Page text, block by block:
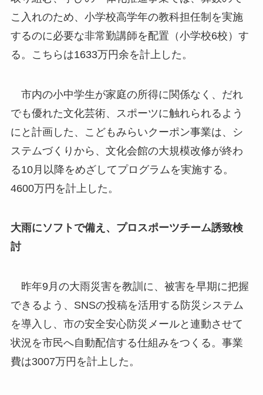
こ入れのため、小学校高学年の教科担任制を実施
するのに必要な非常勤講師を配置（小学校6校）す
る。こちらは1633万円余を計上した。
市内の小中学生が家庭の所得に関係なく、だれ
でも優れた文化芸術、スポーツに触れられるよう
にと計画した、こどもみらいクーポン事業は、シ
ステムづくりから、文化会館の大規模改修が終わ
る10月以降をめざしてプログラムを実施する。
4600万円を計上した。
大雨にソフトで備え、プロスポーツチーム誘致検
討
昨年9月の大雨災害を教訓に、被害を早期に把握
できるよう、SNSの投稿を活用する防災システム
を導入し、市の安全安心防災メールと連動させて
状況を市民へ自動配信する仕組みをつくる。事業
費は3007万円を計上した。